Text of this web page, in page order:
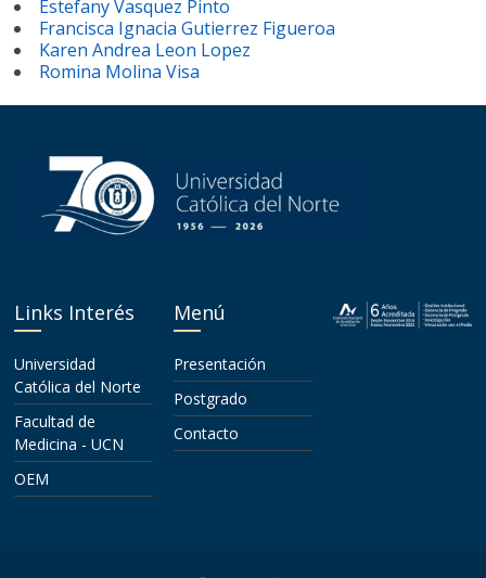
Estefany Vasquez Pinto
Francisca Ignacia Gutierrez Figueroa
Karen Andrea Leon Lopez
Romina Molina Visa
Links Interés
Universidad
Católica del Norte
Facultad de
Medicina - UCN
OEM
Menú
Presentación
Postgrado
Contacto